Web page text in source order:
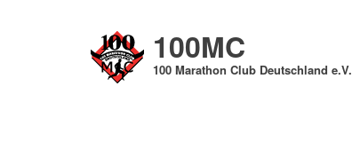
100MC
100 Marathon Club Deutschland e.V.